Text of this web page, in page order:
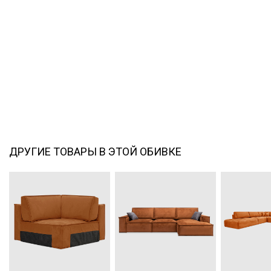
ДРУГИЕ ТОВАРЫ В ЭТОЙ ОБИВКЕ